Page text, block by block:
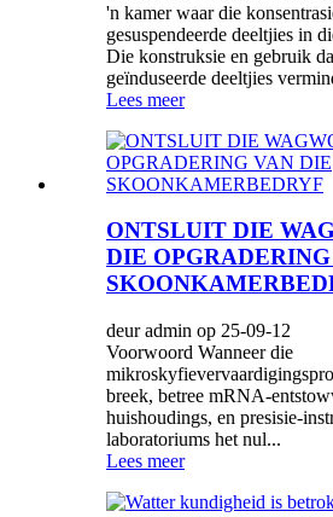
'n kamer waar die
gesuspendeerde deeltjies in
Die konstruksie en gebruik
geïnduseerde deeltjies
Lees meer
ONTSLUIT DIE
DIE
deur admin op 25-09-12
Voorwoord Wanneer die
breek, betree mRNA-
huishoudings, en presisie-
laboratoriums het nul...
Lees meer